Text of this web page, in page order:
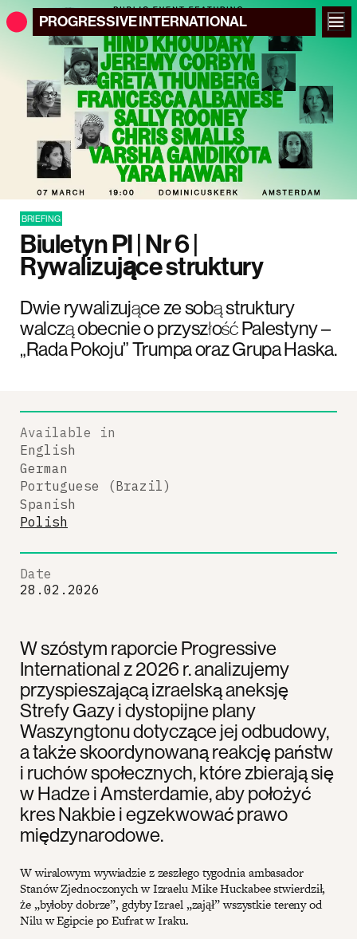
PROGRESSIVEINTERNATIONAL
BRIEFING
Biuletyn PI | Nr 6 |
Rywalizujące struktury
Dwie rywalizujące ze sobą struktury
walczą obecnie o przyszłość Palestyny –
„Rada Pokoju” Trumpa oraz Grupa Haska.
W szóstym raporcie Progressive
International z 2026 r. analizujemy
przyspieszającą izraelską aneksję
Strefy Gazy i dystopijne plany
Waszyngtonu dotyczące jej odbudowy,
a także skoordynowaną reakcję państw
i ruchów społecznych, które zbierają się
w Hadze i Amsterdamie, aby położyć
kres Nakbie i egzekwować prawo
międzynarodowe.
W wiralowym wywiadzie z zeszłego tygodnia ambasador
Stanów Zjednoczonych w Izraelu Mike Huckabee stwierdził,
że „byłoby dobrze”, gdyby Izrael „zajął” wszystkie tereny od
Nilu w Egipcie po Eufrat w Iraku.
Available in
English
German
Portuguese (Brazil)
Spanish
Polish
Date
28.02.2026